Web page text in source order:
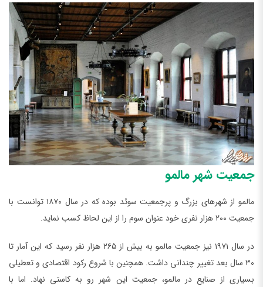
جمعیت شهر مالمو
مالمو از شهرهای بزرگ و پرجمعیت سوئد بوده که در سال ۱۸۷۰ توانست با
جمعیت ۲۰۰ هزار نفری خود عنوان سوم را از این لحاظ کسب نماید.
در سال ۱۹۷۱ نیز جمعیت مالمو به بیش از ۲۶۵ هزار نفر رسید که این آمار تا
۳۰ سال بعد تغییر چندانی داشت. همچنین با شروع رکود اقتصادی و تعطیلی
بسیاری از صنایع در مالمو، جمعیت این شهر رو به کاستی نهاد. اما با